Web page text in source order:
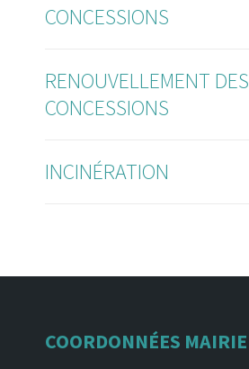
CONCESSIONS
RENOUVELLEMENT DES
CONCESSIONS
INCINÉRATION
COORDONNÉES MAIRIE